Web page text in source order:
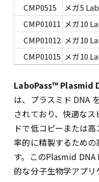
CMP0515
メガ5
CMP01011 メガ10
CMP01012 メガ10
CMP01015 メガ10
LaboPass™ Plasmid
は、プラスミド DNA
されており、快適な
ドで低コピーまたは
率的に精製するため
す。このPlasmid
的な分子生物学アプリ